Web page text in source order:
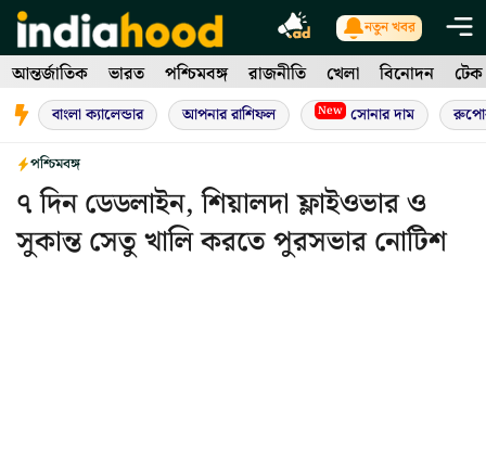
Skip
to
content
নতুন খবর
আন্তর্জাতিক ভারত পশ্চিমবঙ্গ রাজনীতি খেলা বিনোদন টেক
বাংলা ক্যালেন্ডার আপনার রাশিফল New সোনার দাম
পশ্চিমবঙ্গ
৭ দিন ডেডলাইন, শিয়ালদা ফ্লাইওভার ও
সুকান্ত সেতু খালি করতে পুরসভার নোটিশ